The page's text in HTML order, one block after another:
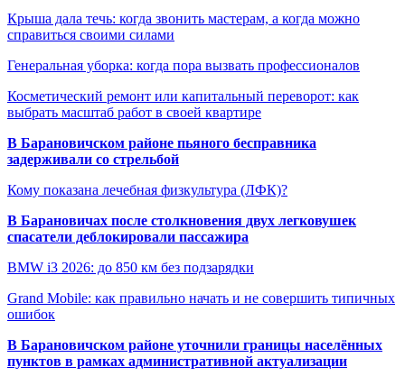
Крыша дала течь: когда звонить мастерам, а когда можно
справиться своими силами
Генеральная уборка: когда пора вызвать профессионалов
Косметический ремонт или капитальный переворот: как
выбрать масштаб работ в своей квартире
В Барановичском районе пьяного бесправника
задерживали со стрельбой
Кому показана лечебная физкультура (ЛФК)?
В Барановичах после столкновения двух легковушек
спасатели деблокировали пассажира
BMW i3 2026: до 850 км без подзарядки
Grand Mobile: как правильно начать и не совершить типичных
ошибок
В Барановичском районе уточнили границы населённых
пунктов в рамках административной актуализации